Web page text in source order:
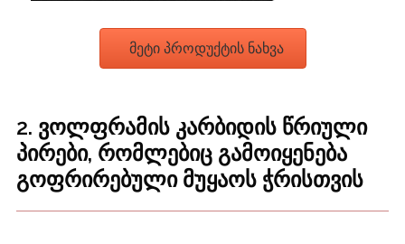
მეტი პროდუქტის ნახვა
2. ვოლფრამის კარბიდის წრიული
პირები, რომლებიც გამოიყენება
გოფრირებული მუყაოს ჭრისთვის